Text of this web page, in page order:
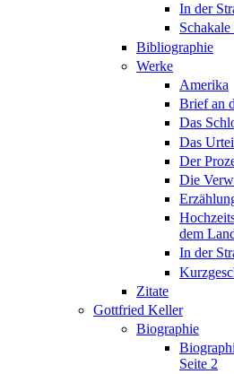
In der
Bibliographie
Werke
Amerika
Brief an
Das
Das
Der
Die
dem
In der
Zitate
Gottfried Keller
Biographie
Seite 2